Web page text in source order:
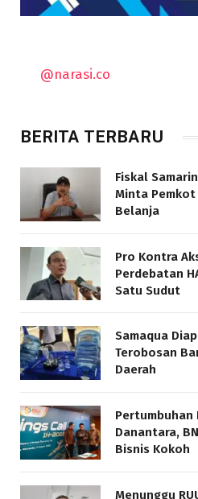
@narasi.co
BERITA TERBARU
Fiskal
Minta
Belanja
Pro Kontra
Perdebatan
Satu Sudut
Samaqua
Terobosan
Daerah
Pertumbuhan
Danantara,
Bisnis Kokoh
Menunggu